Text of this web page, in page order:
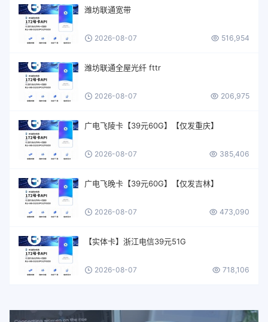
潍坊联通宽带
2026-08-07 516,954
潍坊联通全屋光纤 fttr
2026-08-07 206,975
广电飞陵卡【39元60G】【仅发重庆】
2026-08-07 385,406
广电飞晚卡【39元60G】【仅发吉林】
2026-08-07 473,090
【实体卡】浙江电信39元51G
2026-08-07 718,106